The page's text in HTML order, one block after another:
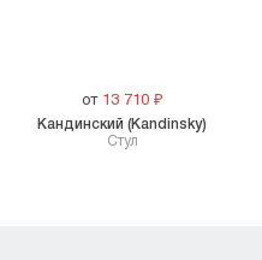
от 13 710₽
Стул
Кандинский (Kandinsky)